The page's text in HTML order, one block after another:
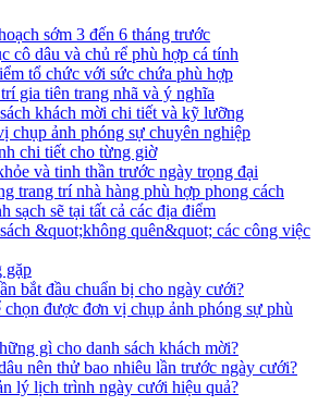
sớm 3 đến 6 tháng trước
cô dâu và chủ rể phù hợp cá tính
tổ chức với sức chứa phù hợp
gia tiên trang nhã và ý nghĩa
khách mời chi tiết và kỹ lưỡng
chụp ảnh phóng sự chuyên nghiệp
chi tiết cho từng giờ
và tinh thần trước ngày trọng đại
trang trí nhà hàng phù hợp phong cách
sạch sẽ tại tất cả các địa điểm
&quot;không quên&quot; các công việc
gặp
bắt đầu chuẩn bị cho ngày cưới?
chọn được đơn vị chụp ảnh phóng sự phù
gì cho danh sách khách mời?
nên thử bao nhiêu lần trước ngày cưới?
lý lịch trình ngày cưới hiệu quả?